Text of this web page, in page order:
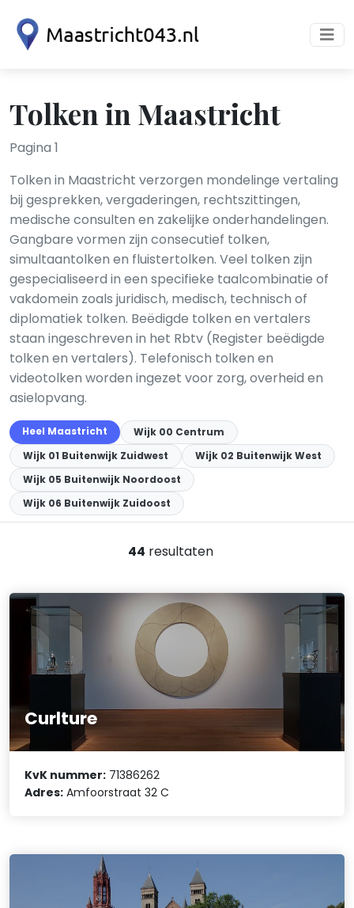
Tolken in Maastricht
Pagina 1
Tolken in Maastricht verzorgen mondelinge vertaling
bij gesprekken, vergaderingen, rechtszittingen,
medische consulten en zakelijke onderhandelingen.
Gangbare vormen zijn consecutief tolken,
simultaantolken en fluistertolken. Veel tolken zijn
gespecialiseerd in een specifieke taalcombinatie of
vakdomein zoals juridisch, medisch, technisch of
diplomatiek tolken. Beëdigde tolken en vertalers
staan ingeschreven in het Rbtv (Register beëdigde
tolken en vertalers). Telefonisch tolken en
videotolken worden ingezet voor zorg, overheid en
asielopvang.
Heel Maastricht
Wijk 00 Centrum
Wijk 01 Buitenwijk Zuidwest
Wijk 02 Buitenwijk West
Wijk 05 Buitenwijk Noordoost
Wijk 06 Buitenwijk Zuidoost
44 resultaten
Curlture
KvK nummer: 71386262
Adres: Amfoorstraat 32 C